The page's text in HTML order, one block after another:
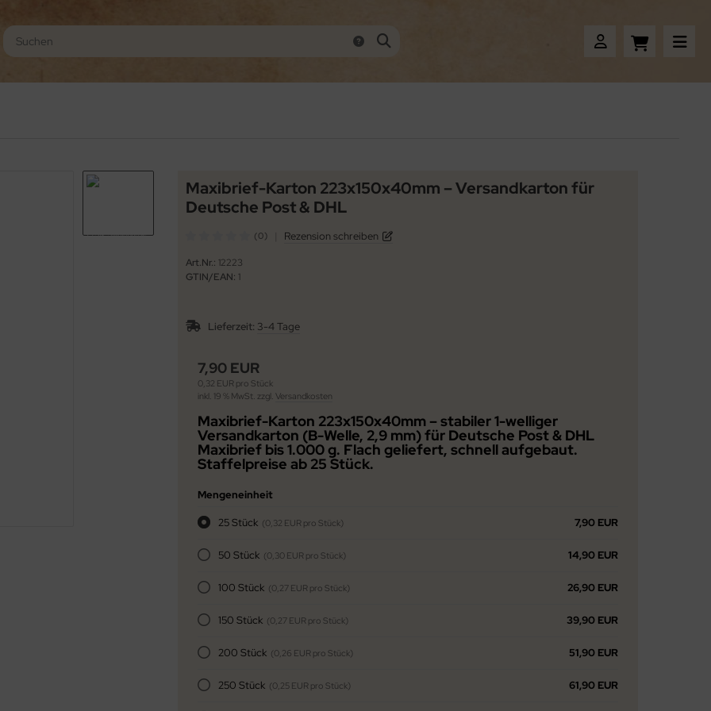
Maxibrief-Karton 223x150x40mm – Versandkarton für
Deutsche Post & DHL
(0) Rezension schreiben
Art.Nr.: 12223
GTIN/EAN: 1
Lieferzeit: 3-4 Tage
7,90 EUR
0,32 EUR pro Stück
inkl. 19 % MwSt. zzgl. Versandkosten
Maxibrief-Karton 223x150x40mm – stabiler 1-welliger
Versandkarton (B-Welle, 2,9 mm) für Deutsche Post & DHL
Maxibrief bis 1.000 g. Flach geliefert, schnell aufgebaut.
Staffelpreise ab 25 Stück.
Mengeneinheit
25 Stück (0,32 EUR pro Stück) 7,90 EUR
50 Stück (0,30 EUR pro Stück) 14,90 EUR
100 Stück (0,27 EUR pro Stück) 26,90 EUR
150 Stück (0,27 EUR pro Stück) 39,90 EUR
200 Stück (0,26 EUR pro Stück) 51,90 EUR
250 Stück (0,25 EUR pro Stück) 61,90 EUR